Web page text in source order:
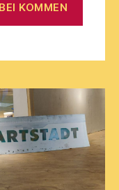
KOMMEN